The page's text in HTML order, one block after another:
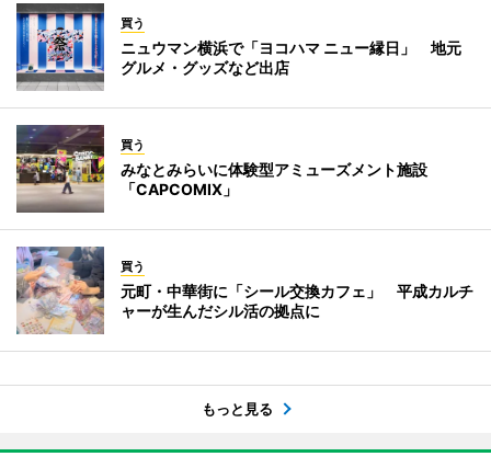
買う
ニュウマン横浜で「ヨコハマ ニュー縁日」 地元
グルメ・グッズなど出店
買う
みなとみらいに体験型アミューズメント施設
「CAPCOMIX」
買う
元町・中華街に「シール交換カフェ」 平成カルチ
ャーが生んだシル活の拠点に
もっと見る